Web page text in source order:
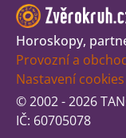
Horoskopy,
Provozní a
Nastavení cookies
© 2002 - 2026
IČ: 60705078